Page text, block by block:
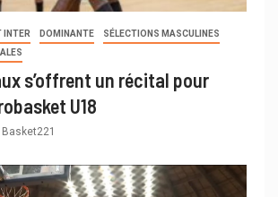
INTER DOMINANTE
SÉLECTIONS MASCULINES
s’offrent un récital pour
U18
Basket221